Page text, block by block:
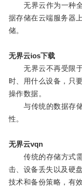
无界云作为一种全
据存储在云端服务器
储。
无界云ios下载
无界云不再受限于
时、用什么设备，只
操作数据。
与传统的数据存储
性。
无界云vqn
传统的存储方式需
击、设备丢失以及硬
技术和备份策略，有